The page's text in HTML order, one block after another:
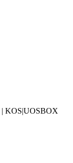
| KOS|UOSBOX